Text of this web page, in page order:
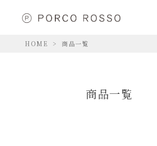
HOME 商品一覧
商品一覧